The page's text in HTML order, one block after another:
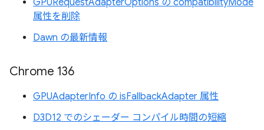
GPURequestAdapterOptions の compatibilityMode
属性を削除
Dawn の最新情報
Chrome 136
GPUAdapterInfo の isFallbackAdapter 属性
D3D12 でのシェーダー コンパイル時間の短縮